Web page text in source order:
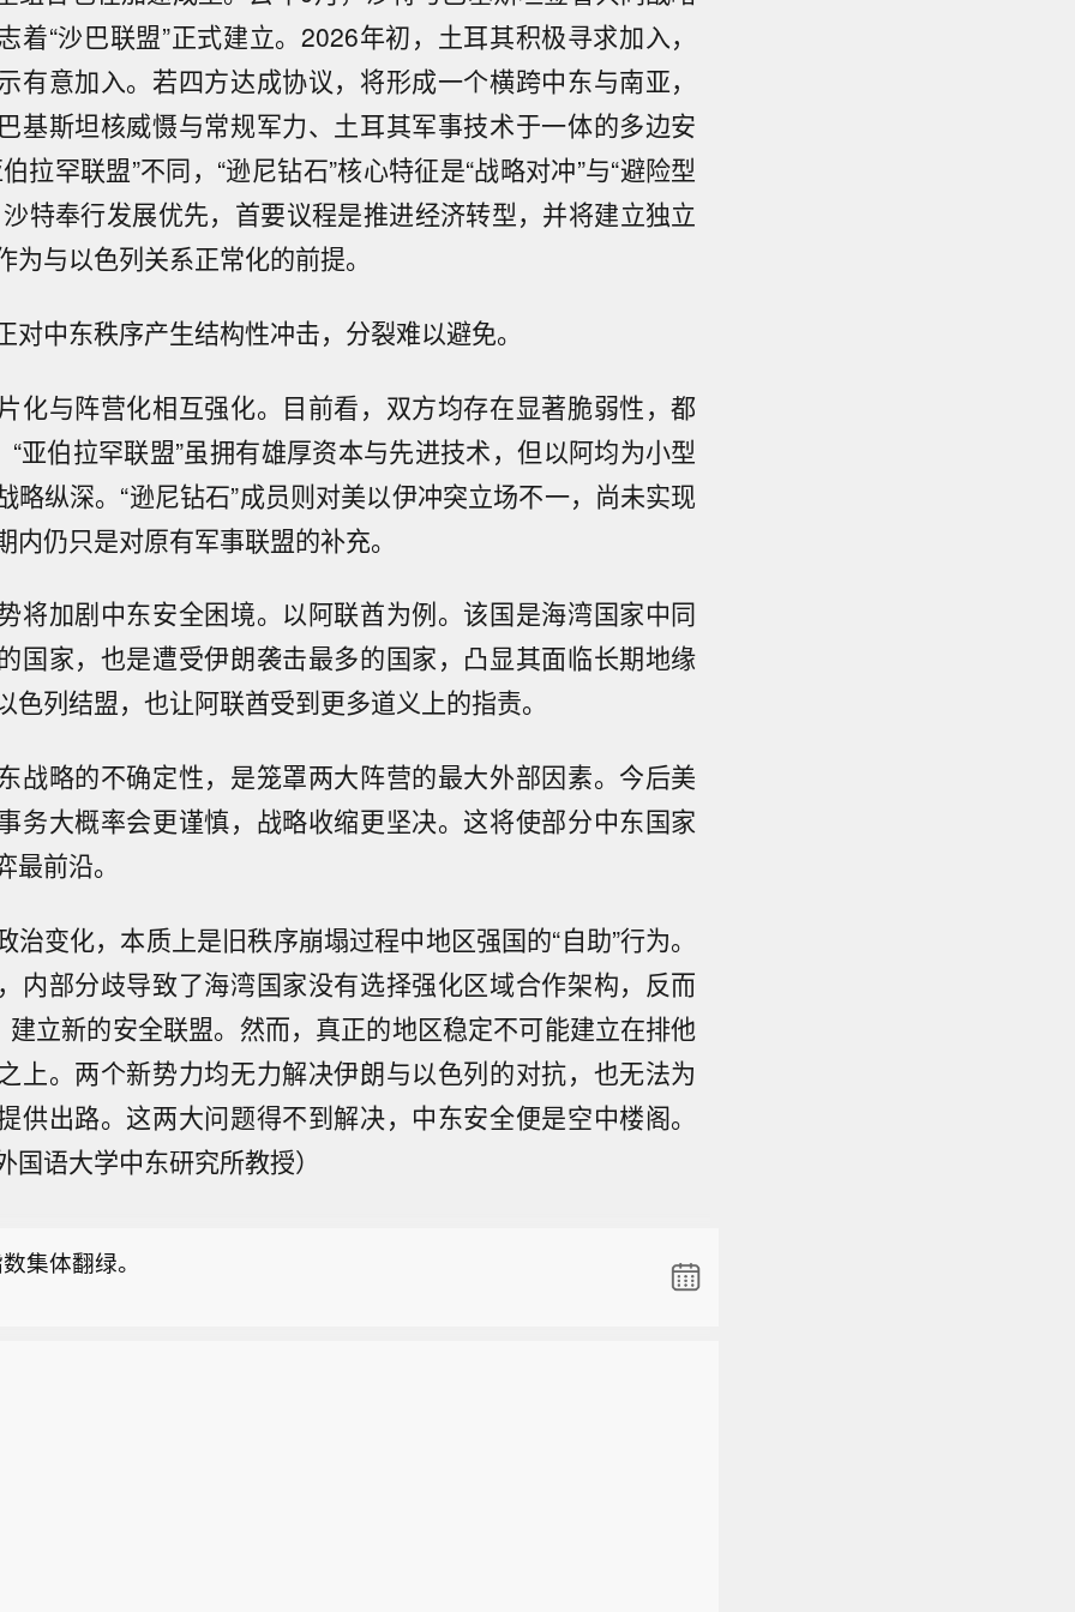
着“沙巴联盟”正式建立。2026年初，土耳其积极寻求加入，
有意加入。若四方达成协议，将形成一个横跨中东与南亚，
基斯坦核威慑与常规军力、土耳其军事技术于一体的多边安
拉罕联盟”不同，“逊尼钻石”核心特征是“战略对冲”与“避险型
特奉行发展优先，首要议程是推进经济转型，并将建立独立
为与以色列关系正常化的前提。
对中东秩序产生结构性冲击，分裂难以避免。
化与阵营化相互强化。目前看，双方均存在显著脆弱性，都
“亚伯拉罕联盟”虽拥有雄厚资本与先进技术，但以阿均为小型
略纵深。“逊尼钻石”成员则对美以伊冲突立场不一，尚未实现
内仍只是对原有军事联盟的补充。
将加剧中东安全困境。以阿联酋为例。该国是海湾国家中同
国家，也是遭受伊朗袭击最多的国家，凸显其面临长期地缘
色列结盟，也让阿联酋受到更多道义上的指责。
战略的不确定性，是笼罩两大阵营的最大外部因素。今后美
务大概率会更谨慎，战略收缩更坚决。这将使部分中东国家
最前沿。
治变化，本质上是旧秩序崩塌过程中地区强国的“自助”行为。
内部分歧导致了海湾国家没有选择强化区域合作架构，反而
建立新的安全联盟。然而，真正的地区稳定不可能建立在排他
上。两个新势力均无力解决伊朗与以色列的对抗，也无法为
供出路。这两大问题得不到解决，中东安全便是空中楼阁。
国语大学中东研究所教授）
美召回约50.8万辆凯美瑞，因仪表盘故障可能影响安全功能】
8月6日，丰田汽车宣布在美国召回约50.8万辆2025至2026年
集体翻绿。